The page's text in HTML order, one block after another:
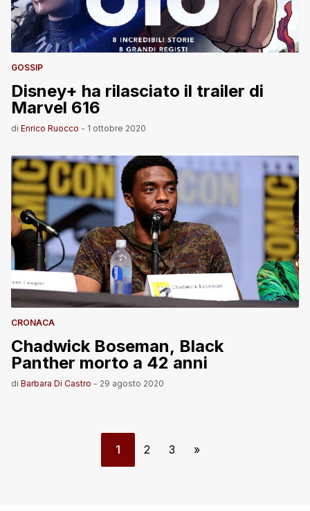
GOSSIP
Disney+ ha rilasciato il trailer di
Marvel 616
di Enrico Ruocco - 1 ottobre 2020
CRONACA
Chadwick Boseman, Black
Panther morto a 42 anni
di Barbara Di Castro - 29 agosto 2020
1 2 3 »